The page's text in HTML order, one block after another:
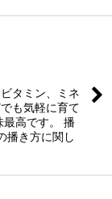
タミン、ミネ
も気軽に育て
最高です。 播
播き方に関し